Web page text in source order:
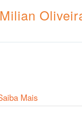
Mais